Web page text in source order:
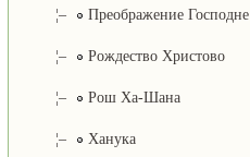
¦– Преображение Господне
¦– Рождество Христово
¦– Рош Ха-Шана
¦– Ханука